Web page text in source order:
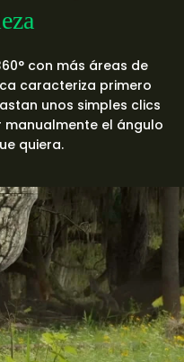
con más áreas de
caracteriza primero
unos simples clics
manualmente el ángulo
quiera.